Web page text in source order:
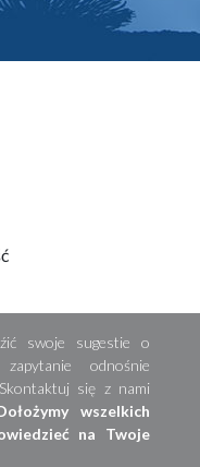
swoje sugestie o
odnośnie
się z nami
wszelkich
na Twoje